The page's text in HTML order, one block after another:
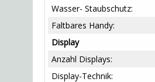
Wasser- Staubschutz:
Faltbares Handy:
Display
Anzahl Displays:
Display-Technik: